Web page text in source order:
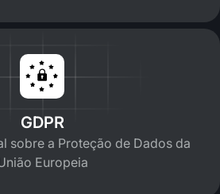
GDPR
sobre a Proteção de Dados da
Europeia